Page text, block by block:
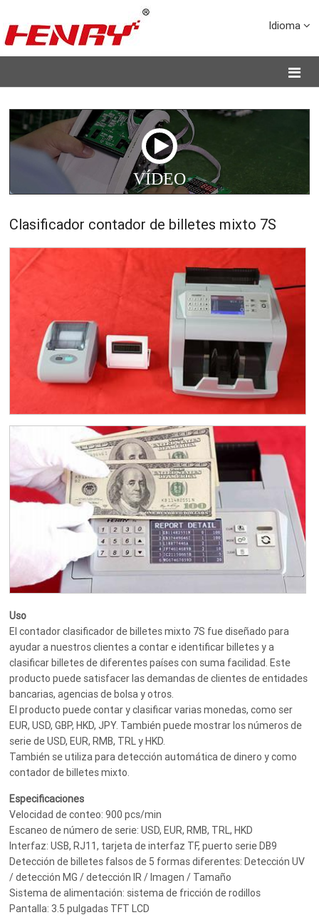
Idioma
VÍDEO
Clasificador contador de billetes mixto 7S
Uso
El contador clasificador de billetes mixto 7S fue diseñado para
ayudar a nuestros clientes a contar e identificar billetes y a
clasificar billetes de diferentes países con suma facilidad. Este
producto puede satisfacer las demandas de clientes de entidades
bancarias, agencias de bolsa y otros.
El producto puede contar y clasificar varias monedas, como ser
EUR, USD, GBP, HKD, JPY. También puede mostrar los números de
serie de USD, EUR, RMB, TRL y HKD.
También se utiliza para detección automática de dinero y como
contador de billetes mixto.
Especificaciones
Velocidad de conteo: 900 pcs/min
Escaneo de número de serie: USD, EUR, RMB, TRL, HKD
Interfaz: USB, RJ11, tarjeta de interfaz TF, puerto serie DB9
Detección de billetes falsos de 5 formas diferentes: Detección UV
/ detección MG / detección IR / Imagen / Tamaño
Sistema de alimentación: sistema de fricción de rodillos
Pantalla: 3.5 pulgadas TFT LCD